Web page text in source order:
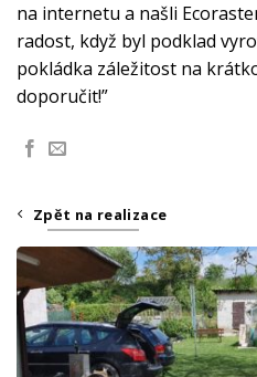
na internetu a našli
radost, když byl podklad
pokládka záležitost na
doporučit!”
Zpět na realizace